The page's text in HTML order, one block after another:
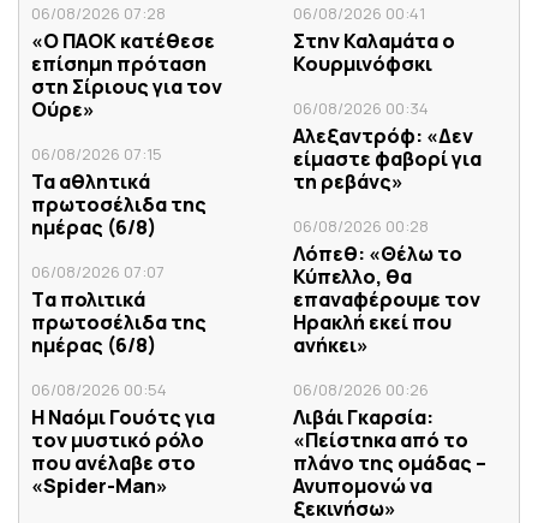
06/08/2026 07:28
«Ο ΠΑΟΚ κατέθεσε
επίσημη πρόταση
στη Σίριους για τον
Ούρε»
06/08/2026 07:15
Τα αθλητικά
πρωτοσέλιδα της
ημέρας (6/8)
06/08/2026 07:07
Tα πολιτικά
πρωτοσέλιδα της
ημέρας (6/8)
06/08/2026 00:54
Η Ναόμι Γουότς για
τον μυστικό ρόλο
που ανέλαβε στο
«Spider-Man»
06/08/2026 00:41
Στην Καλαμάτα ο
Κουρμινόφσκι
06/08/2026 00:34
Αλεξαντρόφ: «Δεν
είμαστε φαβορί για
τη ρεβάνς»
06/08/2026 00:28
Λόπεθ: «Θέλω το
Κύπελλο, θα
επαναφέρουμε τον
Ηρακλή εκεί που
ανήκει»
06/08/2026 00:26
Λιβάι Γκαρσία:
«Πείστηκα από το
πλάνο της ομάδας –
Ανυπομονώ να
ξεκινήσω»